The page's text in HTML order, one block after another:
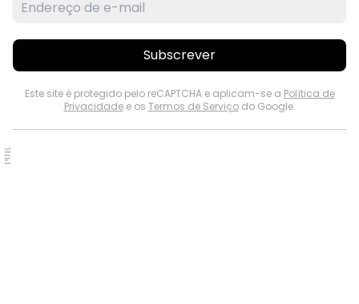
Subscrever
Este site é protegido pelo reCAPTCHA e aplicam-se a Política de
Privacidadee os Termos de Serviçodo Google.
PUB.